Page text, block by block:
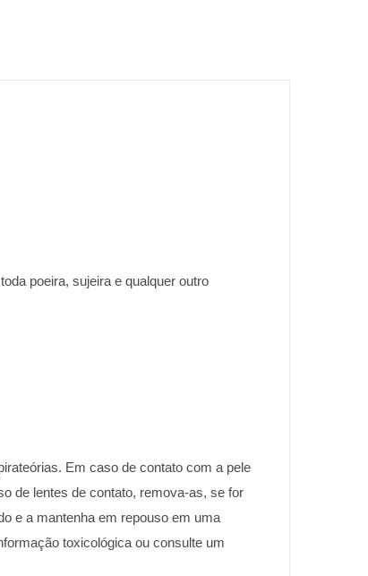
poeira, sujeira e qualquer outro
Em caso de contato com a pele
de lentes de contato, remova-as, se for
e a mantenha em repouso em uma
toxicológica ou consulte um